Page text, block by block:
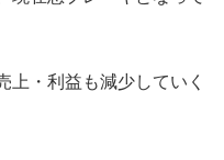
上・利益も減少していく